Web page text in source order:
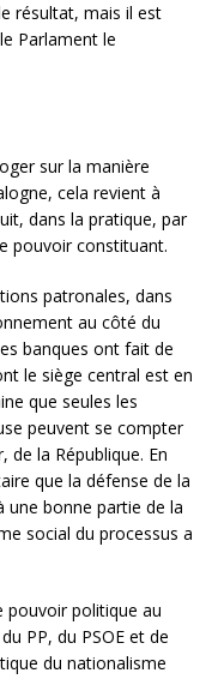
résultat, mais il est
Parlament le
sur la manière
cela revient à
dans la pratique, par
pouvoir constituant.
patronales, dans
au côté du
banques ont fait de
le siège central est en
que seules les
peuvent se compter
de la République. En
que la défense de la
une bonne partie de la
social du processus a
pouvoir politique au
PP, du PSOE et de
du nationalisme